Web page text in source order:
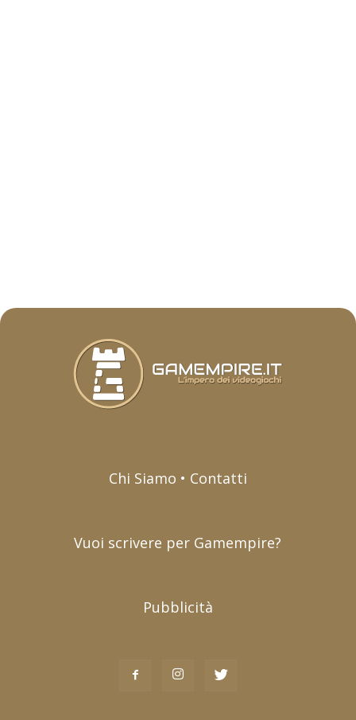
Chi Siamo • Contatti
Vuoi scrivere per Gamempire?
Pubblicità